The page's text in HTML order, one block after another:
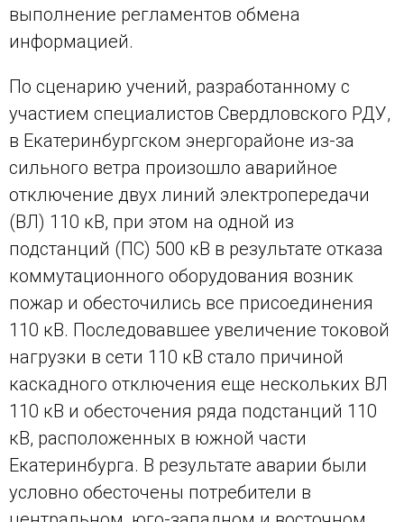
выполнение регламентов обмена
информацией.
По сценарию учений, разработанному с
участием специалистов Свердловского РДУ,
в Екатеринбургском энергорайоне из-за
сильного ветра произошло аварийное
отключение двух линий электропередачи
(ВЛ) 110 кВ, при этом на одной из
подстанций (ПС) 500 кВ в результате отказа
коммутационного оборудования возник
пожар и обесточились все присоединения
110 кВ. Последовавшее увеличение токовой
нагрузки в сети 110 кВ стало причиной
каскадного отключения еще нескольких ВЛ
110 кВ и обесточения ряда подстанций 110
кВ, расположенных в южной части
Екатеринбурга. В результате аварии были
условно обесточены потребители в